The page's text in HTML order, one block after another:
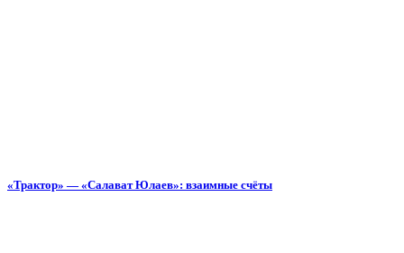
«Трактор» — «Салават Юлаев»: взаимные счёты